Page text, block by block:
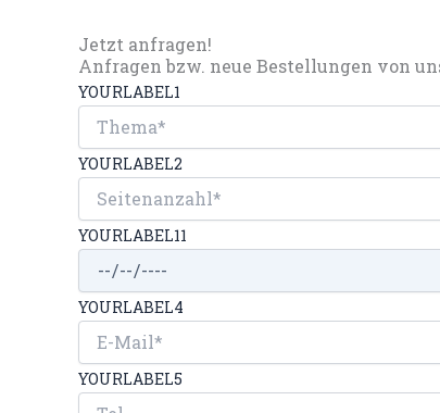
Jetzt anfragen!
Anfragen bzw. neue Bestellungen von
YOURLABEL1
YOURLABEL2
YOURLABEL11
YOURLABEL4
YOURLABEL5